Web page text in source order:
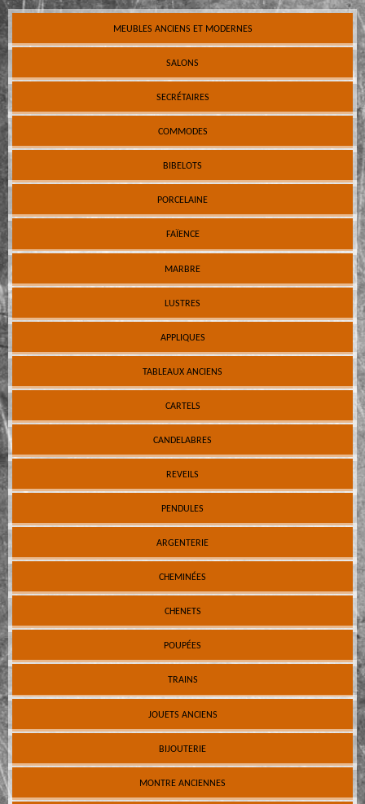
MEUBLES ANCIENS ET MODERNES
SALONS
SECRÉTAIRES
COMMODES
BIBELOTS
PORCELAINE
FAÏENCE
MARBRE
LUSTRES
APPLIQUES
TABLEAUX ANCIENS
CARTELS
CANDELABRES
REVEILS
PENDULES
ARGENTERIE
CHEMINÉES
CHENETS
POUPÉES
TRAINS
JOUETS ANCIENS
BIJOUTERIE
MONTRE ANCIENNES